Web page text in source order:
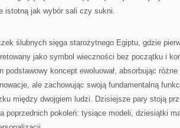
istotną jak wybór sali czy sukni.
ślubnych sięga starożytnego Egiptu, gdzie
jako symbol wieczności bez początku i
podstawowy koncept ewoluował, absorbując
ale zachowując swoją fundamentalną
między dwojgiem ludzi. Dzisiejsze pary stoją
poprzednich pokoleń: tysiące modeli, dziesiątki